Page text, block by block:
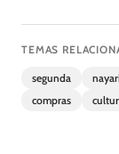
TEMAS
segunda
compras